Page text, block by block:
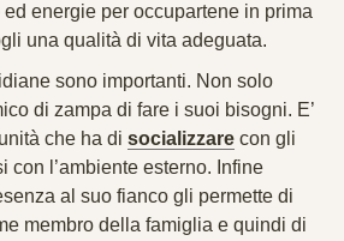
energie per occupartene in prima
una qualità di vita adeguata.
sono importanti. Non solo
di zampa di fare i suoi bisogni. E’
che ha di socializzare con gli
con l’ambiente esterno. Infine
al suo fianco gli permette di
membro della famiglia e quindi di